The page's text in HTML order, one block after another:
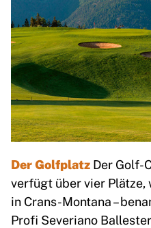
Der Golfplatz Der Golf-
verfügt über vier Plätze,
in Crans-Montana –
Profi Severiano